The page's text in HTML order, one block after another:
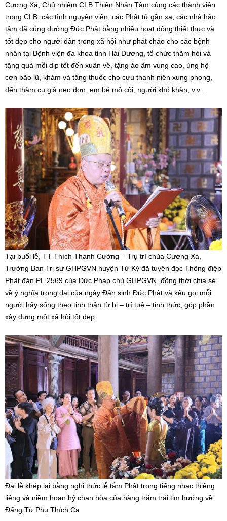
Cương Xá, Chủ nhiệm CLB Thiện Nhân Tâm cùng các thành viên
trong CLB, các tình nguyện viên, các Phật tử gần xa, các nhà hảo
tâm đã cúng dường Đức Phật bằng nhiều hoạt động thiết thực và
tốt đẹp cho người dân trong xã hội như phát cháo cho các bệnh
nhân tại Bệnh viện đa khoa tỉnh Hải Dương, tổ chức thăm hỏi và
tặng quà mỗi dịp tết đến xuân về, tặng áo ấm vùng cao, ủng hộ
cơn bão lũ, khám và tặng thuốc cho cựu thanh niên xung phong,
đến thăm cụ già neo đơn, em bé mồ côi, người khó khăn, v.v..
Tại buổi lễ, TT Thích Thanh Cường – Trụ trì chùa Cương Xá,
Trưởng Ban Trị sự GHPGVN huyện Tứ Kỳ đã tuyên đọc Thông điệp
Phật đản PL.2569 của Đức Pháp chủ GHPGVN, đồng thời chia sẻ
về ý nghĩa trọng đại của ngày Đản sinh Đức Phật và kêu gọi mỗi
người hãy sống theo tinh thần từ bi – trí tuệ – tỉnh thức, góp phần
xây dựng một xã hội tốt đẹp.
Đại lễ khép lại bằng nghi thức lễ tắm Phật trong tiếng nhạc thiêng
liêng và niềm hoan hỷ chan hòa của hàng trăm trái tim hướng về
Đấng Từ Phụ Thích Ca.